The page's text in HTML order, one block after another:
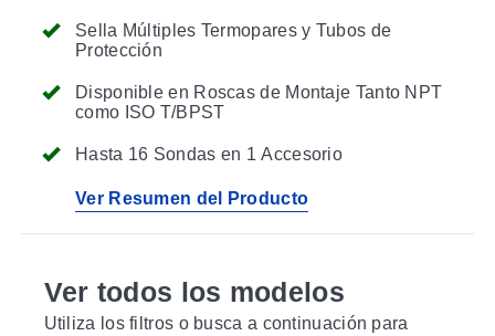
Sella Múltiples Termopares y Tubos de
Protección
Disponible en Roscas de Montaje Tanto NPT
como ISO T/BPST
Hasta 16 Sondas en 1 Accesorio
Ver Resumen del Producto
Ver todos los modelos
Utiliza los filtros o busca a continuación para